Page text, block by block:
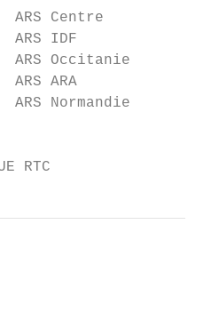
ARS Centre
ARS IDF
ARS Occitanie
ARS ARA
ARS Normandie